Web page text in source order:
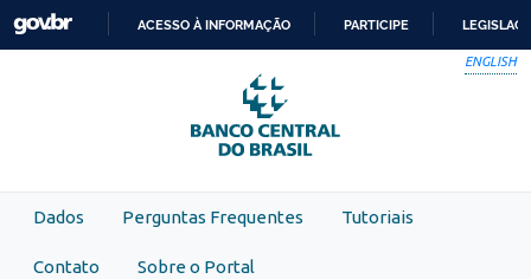
Skip to main content
PARA
O
CONTEÚDO
ACESSO À INFORMAÇÃO PARTICIPE
ENGLISH
Dados Perguntas Frequentes Tutoriais
Contato Sobre o Portal